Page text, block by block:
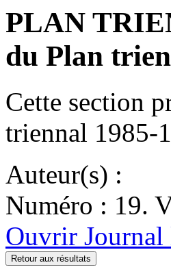
PLAN
du Plan
Cette section
triennal 1985-
Auteur(s) :
Numéro : 19.
Ouvrir
Retour aux résultats